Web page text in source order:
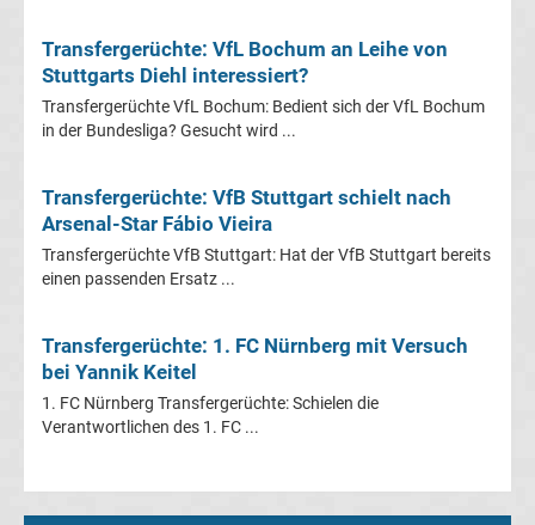
Transfergerüchte
Chemnitzer
FC
Transfergerüchte
Dresden
Transfergerüchte
Eintracht
Transfergerüchte: VfL Bochum an Leihe von
Stuttgarts Diehl interessiert?
Transfergerüchte VfL Bochum: Bedient sich der VfL Bochum
in der Bundesliga? Gesucht wird ...
Transfergerüchte: VfB Stuttgart schielt nach
Arsenal-Star Fábio Vieira
Transfergerüchte VfB Stuttgart: Hat der VfB Stuttgart bereits
einen passenden Ersatz ...
Transfergerüchte: 1. FC Nürnberg mit Versuch
bei Yannik Keitel
1. FC Nürnberg Transfergerüchte: Schielen die
Verantwortlichen des 1. FC ...